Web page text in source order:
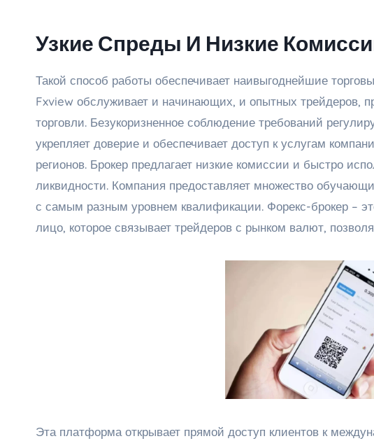
Узкие Спреды И Низкие
Такой способ работы обеспечивает наивыгоднейшие
Fxview обслуживает и начинающих, и опытных трейдеров,
торговли. Безукоризненное соблюдение требований
укрепляет доверие и обеспечивает доступ к услугам
регионов. Брокер предлагает низкие комиссии и быстро
ликвидности. Компания предоставляет множество
с самым разным уровнем квалификации. Форекс-брокер –
лицо, которое связывает трейдеров с рынком валют,
Эта платформа открывает прямой доступ клиентов к